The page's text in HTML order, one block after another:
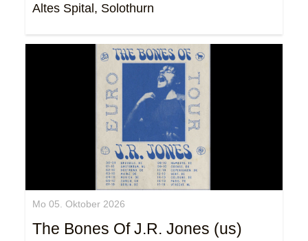
Altes Spital, Solothurn
Mo 05. Oktober 2026
The Bones Of J.R. Jones (us)